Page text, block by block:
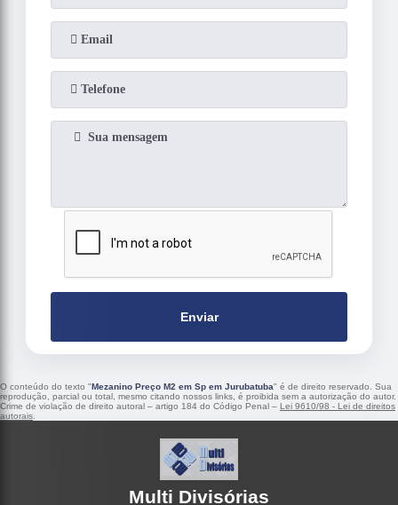
Enviar
O conteúdo do texto "Mezanino Preço M2 em Sp em Jurubatuba" é de direito reservado. Sua
reprodução, parcial ou total, mesmo citando nossos links, é proibida sem a autorização do autor.
Crime de violação de direito autoral – artigo 184 do Código Penal – Lei 9610/98 - Lei de direitos
autorais
Multi Divisórias